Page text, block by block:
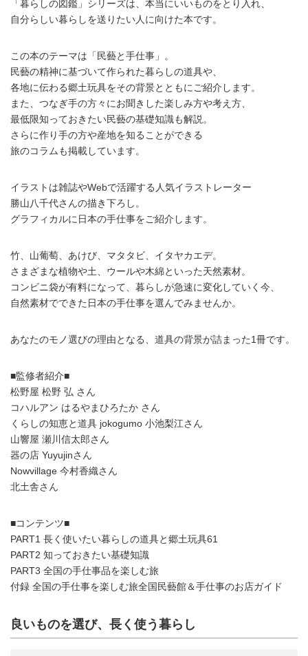
「暮らしの図鑑」シリーズは、本当にいいものをとり入れ、
自分らしい暮らしを送りたい人に向けた本です。
この本のテーマは「民藝と手仕事」。
民藝の精神に基づいて作られた暮らしの道具や、
各地に伝わる郷土玩具をその背景とともにご紹介します。
また、つなぎ手の方々にお聞きした楽しみ方や考え方、
最低限知っておきたい民藝の基礎知識も解説。
さらに作り手の方や産地を知ることができる
旅のコラムも掲載しています。
イラストは雑誌やWebで活躍する人気イラストレーター
勝山八千代さんの描き下ろし。
グラフィカルに日本の手仕事をご紹介します。
竹、山葡萄、あけび、マタタビ、イタヤカエデ。
さまざまな植物や土、ウールや木綿といった天然素材。
コンビニ袋が有料になって、暮らしが急速に変化していく今、
自然素材でできた日本の手仕事を選んでみませんか。
あなたのモノ選びの理由となる、道具の背景が詰まった1冊です。
■監修者紹介■
松野屋 松野 弘 さん
コハルアン はるやまひろたか さん
くらしの知恵と道具 jokogumo 小池梨江さん
山響屋 瀬川信太郎さん
器の店 Yuyujinさん
Nowvillage 今村香織さん
北土舎さん
■コンテンツ■
PART1 長く使いたい暮らしの道具と郷土玩具61
PART2 知っておきたい基礎知識
PART3 全国の手仕事品を楽しむ旅
付録 全国の手仕事を楽しむ旅全国民藝館＆手仕事のお店ガイド
良いものを選び、長く使う暮らし